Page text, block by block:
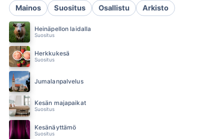
Mainos Suositus Osallistu Arkisto
Heinäpellon laidalla
Suositus
Herkkukesä
Suositus
Jumalanpalvelus
Kesän majapaikat
Suositus
Kesänäyttämö
Suositus